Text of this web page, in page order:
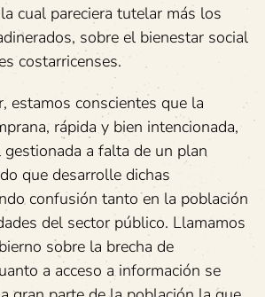
cual pareciera tutelar más los
sobre el bienestar social
costarricenses.
estamos conscientes que la
rápida y bien intencionada,
a falta de un plan
que desarrolle dichas
confusión tanto en la población
del sector público. Llamamos
sobre la brecha de
a acceso a información se